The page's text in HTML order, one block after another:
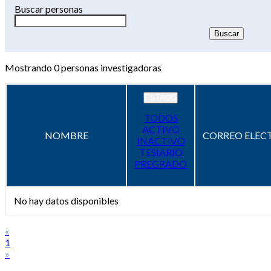
Buscar personas
Mostrando0personas investigadoras
NOMBRE
TODOS
ACTIVO
INACTIVO
TESIARIO
PREGRADO
CORREO
No hay datos disponibles
«
1
»